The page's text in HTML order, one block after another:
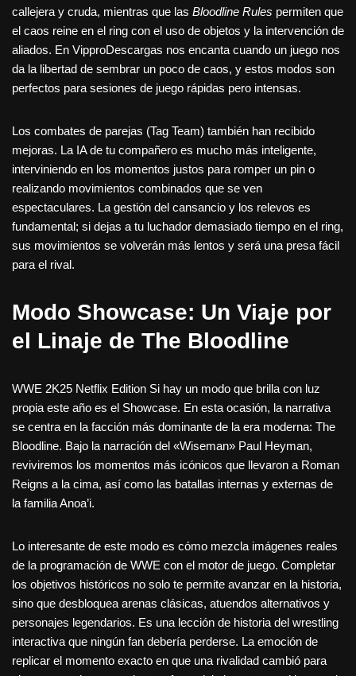
callejera y cruda, mientras que las Bloodline Rules permiten que
el caos reine en el ring con el uso de objetos y la intervención de
aliados. En VipproDescargas nos encanta cuando un juego nos
da la libertad de sembrar un poco de caos, y estos modos son
perfectos para sesiones de juego rápidas pero intensas.
Los combates de parejas (Tag Team) también han recibido
mejoras. La IA de tu compañero es mucho más inteligente,
interviniendo en los momentos justos para romper un pin o
realizando movimientos combinados que se ven
espectaculares. La gestión del cansancio y los relevos es
fundamental; si dejas a tu luchador demasiado tiempo en el ring,
sus movimientos se volverán más lentos y será una presa fácil
para el rival.
Modo Showcase: Un Viaje por
el Linaje de The Bloodline
WWE 2K25 Netflix Edition Si hay un modo que brilla con luz
propia este año es el Showcase. En esta ocasión, la narrativa
se centra en la facción más dominante de la era moderna: The
Bloodline. Bajo la narración del «Wiseman» Paul Heyman,
reviviremos los momentos más icónicos que llevaron a Roman
Reigns a la cima, así como las batallas internas y externas de
la familia Anoa’i.
Lo interesante de este modo es cómo mezcla imágenes reales
de la programación de WWE con el motor de juego. Completar
los objetivos históricos no solo te permite avanzar en la historia,
sino que desbloquea arenas clásicas, atuendos alternativos y
personajes legendarios. Es una lección de historia del wrestling
interactiva que ningún fan debería perderse. La emoción de
replicar el momento exacto en que una rivalidad cambió para